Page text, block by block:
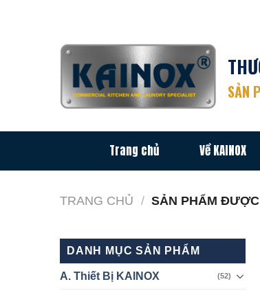
SẢN
Trang chủ Về KAINOX
TRANG CHỦ / SẢN PHẨM
DANH MỤC SẢN PHẨM
A. Thiết Bị KAINOX (52)